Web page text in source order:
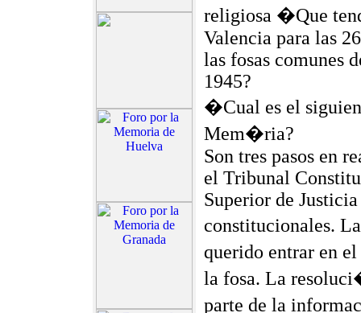
religiosa �Que
Valencia para las
las fosas comunes
1945?
�Cual es el
Mem�ria?
Son tres pasos en
el Tribunal
Superior de
constitucionales.
querido entrar en
la fosa. La
parte de la